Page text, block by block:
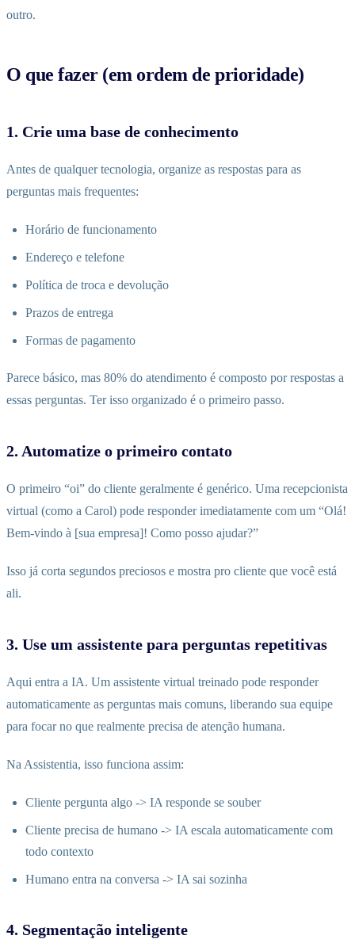
outro.
O que fazer (em ordem de prioridade)
1. Crie uma base de conhecimento
Antes de qualquer tecnologia, organize as respostas para as
perguntas mais frequentes:
Horário de funcionamento
Endereço e telefone
Política de troca e devolução
Prazos de entrega
Formas de pagamento
Parece básico, mas 80% do atendimento é composto por respostas a
essas perguntas. Ter isso organizado é o primeiro passo.
2. Automatize o primeiro contato
O primeiro “oi” do cliente geralmente é genérico. Uma recepcionista
virtual (como a Carol) pode responder imediatamente com um “Olá!
Bem-vindo à [sua empresa]! Como posso ajudar?”
Isso já corta segundos preciosos e mostra pro cliente que você está
ali.
3. Use um assistente para perguntas repetitivas
Aqui entra a IA. Um assistente virtual treinado pode responder
automaticamente as perguntas mais comuns, liberando sua equipe
para focar no que realmente precisa de atenção humana.
Na Assistentia, isso funciona assim:
Cliente pergunta algo -> IA responde se souber
Cliente precisa de humano -> IA escala automaticamente com
todo contexto
Humano entra na conversa -> IA sai sozinha
4. Segmentação inteligente